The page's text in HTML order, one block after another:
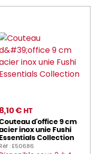
€ HT
d'office 9 cm
inox unie Fushi
Essentials Collection
Réf : E50686